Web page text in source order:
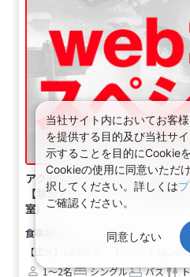
アクセスセットで行く！Ｗｅｂ
【禁煙】シングル（２名の場合
室)
食事なし
【広さ】12.8平米
【ベッド】幅
1～2名
シングル バス
当社サイト内においてお客
を提供する目的及び当社サ
示することを目的にCookie
Cookieの使用に同意いただ
択してください。詳しくは
ご確認ください。
同意しない